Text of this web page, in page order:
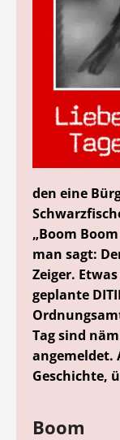
den eine
„Boom
man sagt:
Zeiger.
geplante
Tag sind
angemeldet.
Geschichte,
Boom